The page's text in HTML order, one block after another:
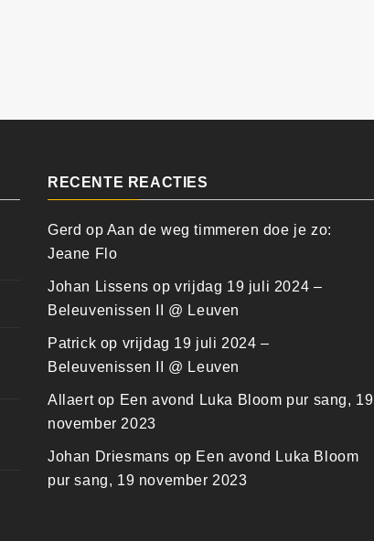
RECENTE REACTIES
Gerd op Aan de weg timmeren doe je zo:
Jeane Flo
Johan Lissens opvrijdag 19 juli 2024 –
Beleuvenissen II @ Leuven
Patrick op vrijdag 19 juli 2024 –
Beleuvenissen II @ Leuven
Allaertop Een avond Luka Bloom pur sang, 19
november 2023
Johan Driesmans op Een avond Luka Bloom
pur sang, 19 november 2023